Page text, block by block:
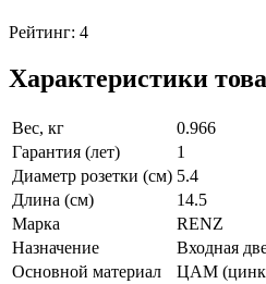
Рейтинг: 4
Характеристики
Вес, кг
0.966
Гарантия (лет)
1
Диаметр розетки (см) 5.4
Длина (см)
14.5
Марка
RENZ
Назначение
Входная
Основной материал
ЦАМ